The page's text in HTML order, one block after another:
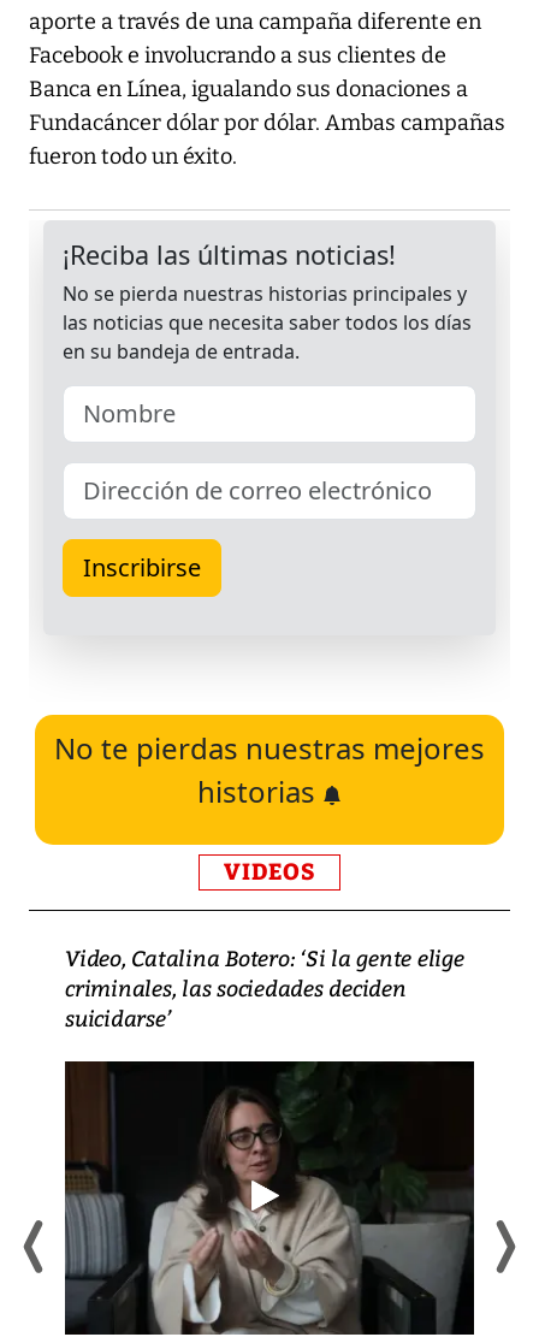
aporte a través de una campaña diferente en
Facebook e involucrando a sus clientes de
Banca en Línea, igualando sus donaciones a
Fundacáncer dólar por dólar. Ambas campañas
fueron todo un éxito.
No te pierdas nuestras mejores
historias
VIDEOS
Video, Catalina Botero: ‘Si la gente elige
criminales, las sociedades deciden
suicidarse’